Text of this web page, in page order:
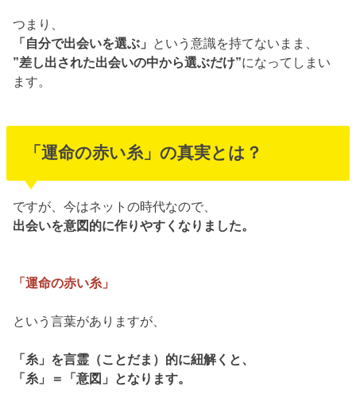
つまり、
「自分で出会いを選ぶ」 という意識を持てないまま、
”差し出された出会いの中から選ぶだけ”になってしまい
ます。
「運命の赤い糸」の真実とは？
ですが、今はネットの時代なので、
出会いを意図的に作りやすくなりました。
「運命の赤い糸」
という言葉がありますが、
「糸」を言霊（ことだま）的に紐解くと、
「糸」＝「意図」となります。